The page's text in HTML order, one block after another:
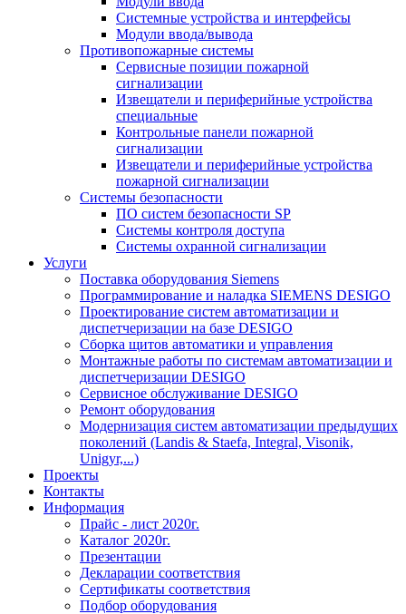
Системные устройства и интерфейсы
Модули ввода/вывода
Противопожарные системы
Сервисные позиции пожарной
сигнализации
Извещатели и периферийные устройства
специальные
Контрольные панели пожарной
сигнализации
Извещатели и периферийные устройства
пожарной сигнализации
Системы безопасности
ПО систем безопасности SP
Системы контроля доступа
Системы охранной сигнализации
Услуги
Поставка оборудования Siemens
Программирование и наладка SIEMENS DESIGO
Проектирование систем автоматизации и
диспетчеризации на базе DESIGO
Сборка щитов автоматики и управления
Монтажные работы по системам автоматизации и
диспетчеризации DESIGO
Сервисное обслуживание DESIGO
Ремонт оборудования
Модернизация систем автоматизации предыдущих
поколений (Landis & Staefa, Integral, Visonik,
Unigyr,...)
Проекты
Контакты
Информация
Прайс - лист 2020г.
Каталог 2020г.
Презентации
Декларации соответствия
Сертификаты соответствия
Подбор оборудования